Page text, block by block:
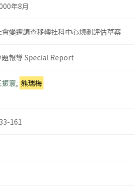
年8月
會變遷調查移轉社科中心規劃評估草案
題報導 Special Report
振寰, 熊瑞梅
161